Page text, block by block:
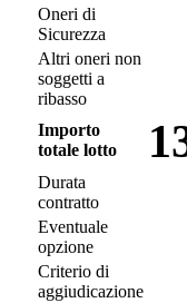
Oneri di
Sicurezza
Altri oneri non
soggetti a
ribasso
Importo
totale lotto
Durata
contratto
Eventuale
opzione
Criterio di
aggiudicazione